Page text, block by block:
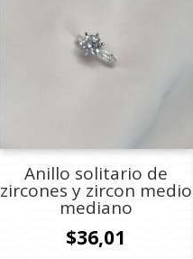
Anillo solitario de
zircones y zircon medio
mediano
$36,01